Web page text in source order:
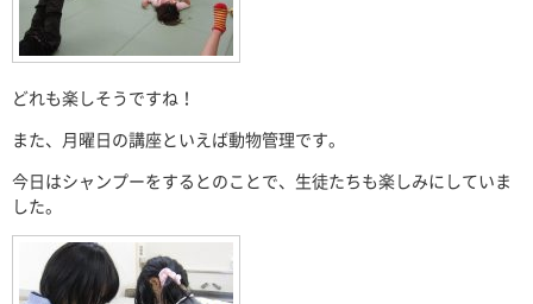
どれも楽しそうですね！
また、月曜日の講座といえば動物管理です。
今日はシャンプーをするとのことで、生徒たちも楽しみにしていま
した。